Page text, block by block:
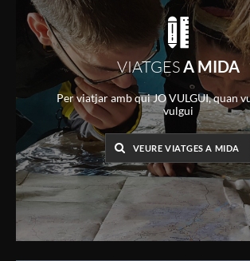
VIATGES A MIDA
Per viatjar amb qui JO VULGUI, quan
vulgui
VEURE VIATGES A MIDA